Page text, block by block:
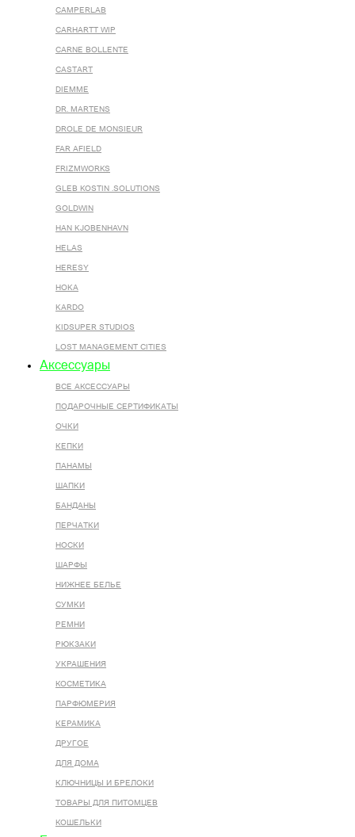
CAMPERLAB
CARHARTT WIP
CARNE BOLLENTE
CASTART
DIEMME
DR. MARTENS
DROLE DE MONSIEUR
FAR AFIELD
FRIZMWORKS
GLEB KOSTIN .SOLUTIONS
GOLDWIN
HAN KJOBENHAVN
HELAS
HERESY
HOKA
KARDO
KIDSUPER STUDIOS
LOST MANAGEMENT CITIES
Аксессуары
ВСЕ AКСЕССУАРЫ
ПОДАРОЧНЫЕ СЕРТИФИКАТЫ
ОЧКИ
КЕПКИ
ПАНАМЫ
ШАПКИ
БАНДАНЫ
ПЕРЧАТКИ
НОСКИ
ШАРФЫ
НИЖНЕЕ БЕЛЬЕ
СУМКИ
РЕМНИ
РЮКЗАКИ
УКРАШЕНИЯ
КОСМЕТИКА
ПАРФЮМЕРИЯ
КЕРАМИКА
ДРУГОЕ
ДЛЯ ДОМА
КЛЮЧНИЦЫ И БРЕЛОКИ
ТОВАРЫ ДЛЯ ПИТОМЦЕВ
КОШЕЛЬКИ